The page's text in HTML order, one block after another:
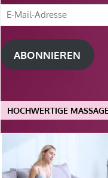
E-
Mail-
Adresse
ABONNIEREN
HOCHWERTIGE